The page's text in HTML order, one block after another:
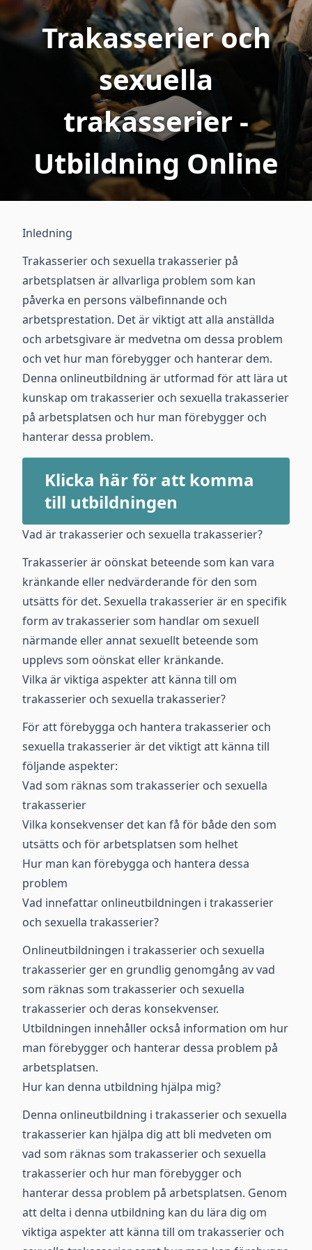
Trakasserier och
sexuella
trakasserier -
Utbildning Online
Inledning
Trakasserier och sexuella trakasserier på
arbetsplatsen är allvarliga problem som kan
påverka en persons välbefinnande och
arbetsprestation. Det är viktigt att alla anställda
och arbetsgivare är medvetna om dessa problem
och vet hur man förebygger och hanterar dem.
Denna onlineutbildning är utformad för att lära ut
kunskap om trakasserier och sexuella trakasserier
på arbetsplatsen och hur man förebygger och
hanterar dessa problem.
Klicka här för att komma
till utbildningen
Vad är trakasserier och sexuella trakasserier?
Trakasserier är oönskat beteende som kan vara
kränkande eller nedvärderande för den som
utsätts för det. Sexuella trakasserier är en specifik
form av trakasserier som handlar om sexuell
närmande eller annat sexuellt beteende som
upplevs som oönskat eller kränkande.
Vilka är viktiga aspekter att känna till om
trakasserier och sexuella trakasserier?
För att förebygga och hantera trakasserier och
sexuella trakasserier är det viktigt att känna till
följande aspekter:
Vad som räknas som trakasserier och sexuella
trakasserier
Vilka konsekvenser det kan få för både den som
utsätts och för arbetsplatsen som helhet
Hur man kan förebygga och hantera dessa
problem
Vad innefattar onlineutbildningen i trakasserier
och sexuella trakasserier?
Onlineutbildningen i trakasserier och sexuella
trakasserier ger en grundlig genomgång av vad
som räknas som trakasserier och sexuella
trakasserier och deras konsekvenser.
Utbildningen innehåller också information om hur
man förebygger och hanterar dessa problem på
arbetsplatsen.
Hur kan denna utbildning hjälpa mig?
Denna onlineutbildning i trakasserier och sexuella
trakasserier kan hjälpa dig att bli medveten om
vad som räknas som trakasserier och sexuella
trakasserier och hur man förebygger och
hanterar dessa problem på arbetsplatsen. Genom
att delta i denna utbildning kan du lära dig om
viktiga aspekter att känna till om trakasserier och